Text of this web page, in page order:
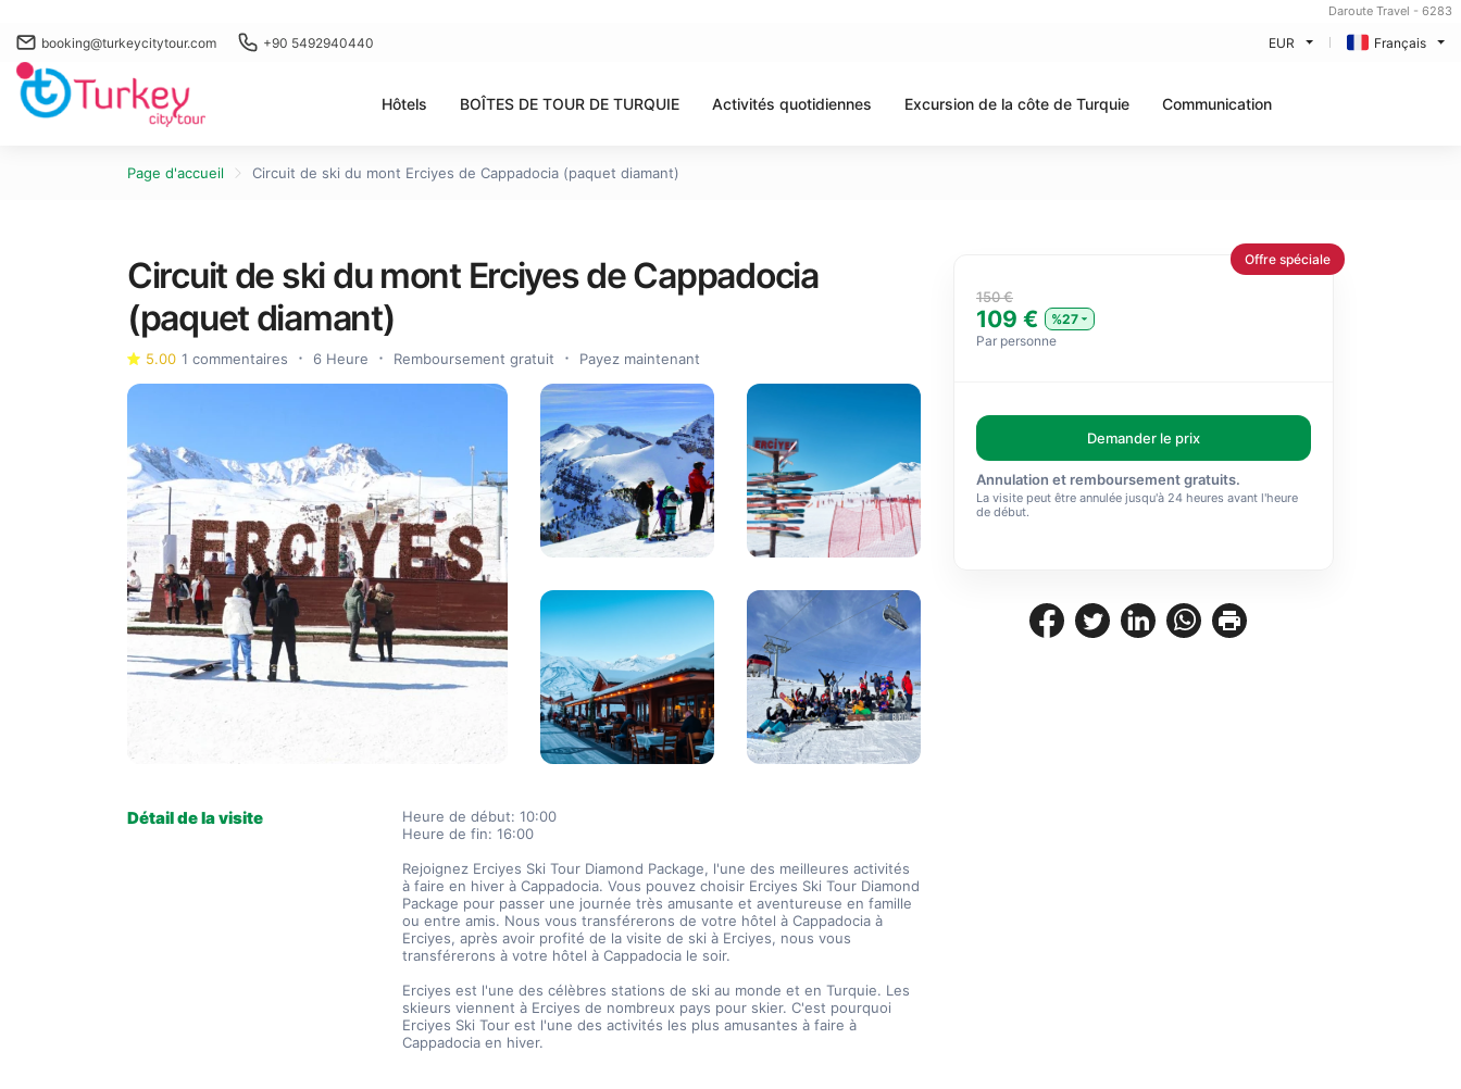
Daroute Travel - 6283
booking@turkeycitytour.com +90 5492940440 EUR Français
Hôtels BOÎTES DE TOUR DE TURQUIE Activités quotidiennes Excursion de la côte de Turquie Communication
Page d'accueil Circuit de ski du mont Erciyes de Cappadocia (paquet diamant)
Circuit de ski du mont Erciyes de Cappadocia
(paquet diamant)
5.00 1 commentaires 6 Heure Remboursement gratuit Payez maintenant
Détail de la visite
Heure de début: 10:00
Heure de fin: 16:00
Rejoignez Erciyes Ski Tour Diamond Package, l'une des meilleures activités
à faire en hiver à Cappadocia. Vous pouvez choisir Erciyes Ski Tour Diamond
Package pour passer une journée très amusante et aventureuse en famille
ou entre amis. Nous vous transférerons de votre hôtel à Cappadocia à
Erciyes, après avoir profité de la visite de ski à Erciyes, nous vous
transférerons à votre hôtel à Cappadocia le soir.
Erciyes est l'une des célèbres stations de ski au monde et en Turquie. Les
skieurs viennent à Erciyes de nombreux pays pour skier. C'est pourquoi
Erciyes Ski Tour est l'une des activités les plus amusantes à faire à
Cappadocia en hiver.
Offre spéciale
150 €
109 €
%27
Par personne
Demander le prix
Annulation et remboursement gratuits.
La visite peut être annulée jusqu'à 24 heures avant l'heure
de début.